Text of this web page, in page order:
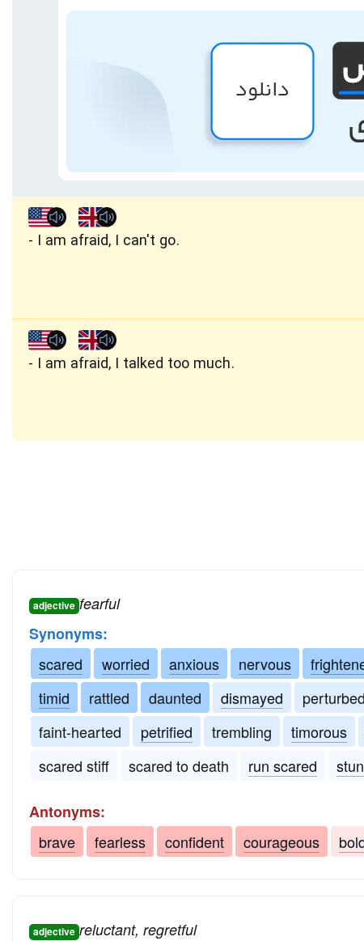
I am afraid, I can't go.
I am afraid, I talked too much.
adjective fearful
Synonyms:
scared
worried anxious nervous
timid
rattled daunted dismayed perturbed
faint-hearted
petrified trembling timorous
scared stiff
scared to death run scared
Antonyms:
brave
fearless confident courageous
adjective reluctant, regretful